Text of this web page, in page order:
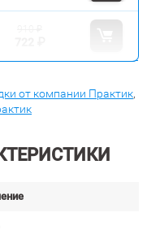
от компании Практик,